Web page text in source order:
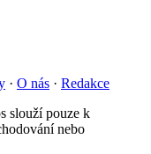
· O nás · Redakce
slouží pouze k
nebo